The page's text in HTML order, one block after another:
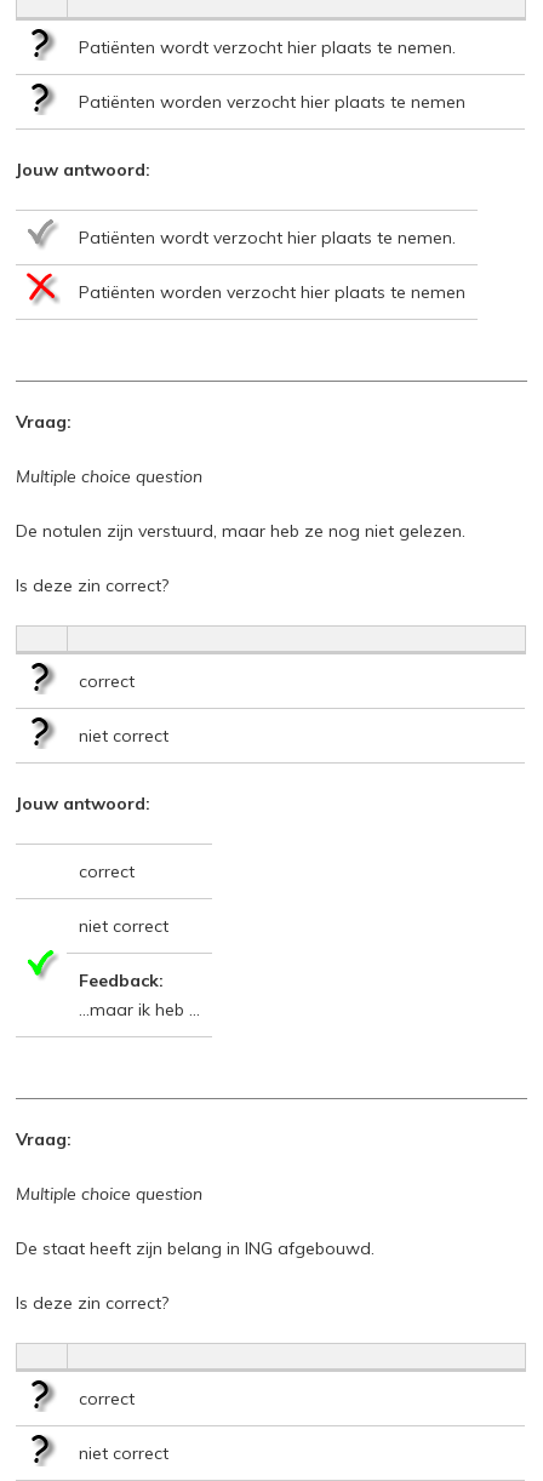
Patiënten wordt verzocht hier plaats te nemen.
Patiënten worden verzocht hier plaats te nemen
Jouw antwoord:
Patiënten wordt verzocht hier plaats te nemen.
Patiënten worden verzocht hier plaats te nemen
Vraag:
Multiple choice question
De notulen zijn verstuurd, maar heb ze nog niet gelezen.
Is deze zin correct?
correct
niet correct
Jouw antwoord:
correct
niet correct
Feedback:
…maar ik heb …
Vraag:
Multiple choice question
De staat heeft zijn belang in ING afgebouwd.
Is deze zin correct?
correct
niet correct